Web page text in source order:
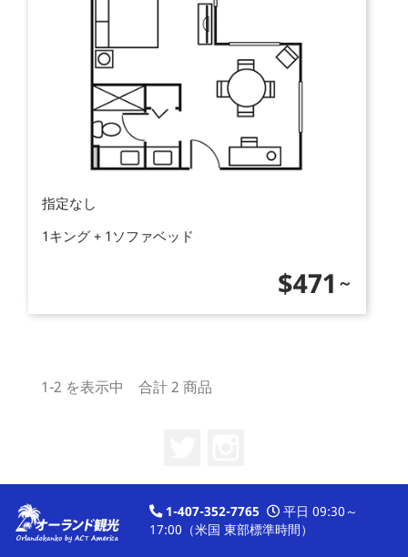
指定なし
1キング + 1ソファベッド
価
格
$471
1-2 を表示中 合計 2 商品
1-407-352-7765
平日 09:30～
17:00（米国 東部標準時間）